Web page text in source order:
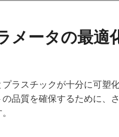
メータの最適
ラスチックが十分に可塑
品質を確保するために、